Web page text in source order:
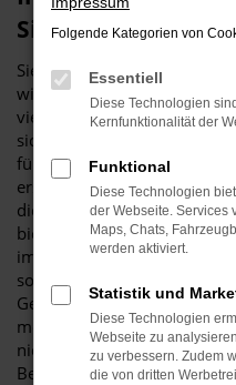
Sie bereit
Sie stehen vor dem Kauf
wir den Hersteller Seat ins
vielseitig die Fahrzeuge
sich auf exzellente Qualität
für gelungene und
erstklassige Verarbeitung.
die Fahrzeuge hocheffizient
bieten doch eine Menge an
immer eine Alternative dar.
sowohl als Neuwagen oder
Gebrauchtfahrzeuge und
möglichen Ausführungen
nichts nach. Keine Sorge:
Beratung behalten Sie stets
Folgende Kategorien von
Essentiell
Diese Technologien
Kernfunktionalität der
Funktional
Diese Technologien
der Webseite. Services
Maps, Chats,
werden aktiviert.
Statistik und
Diese Technologien
Webseite zu
zu verbessern. Zudem
die von dritten